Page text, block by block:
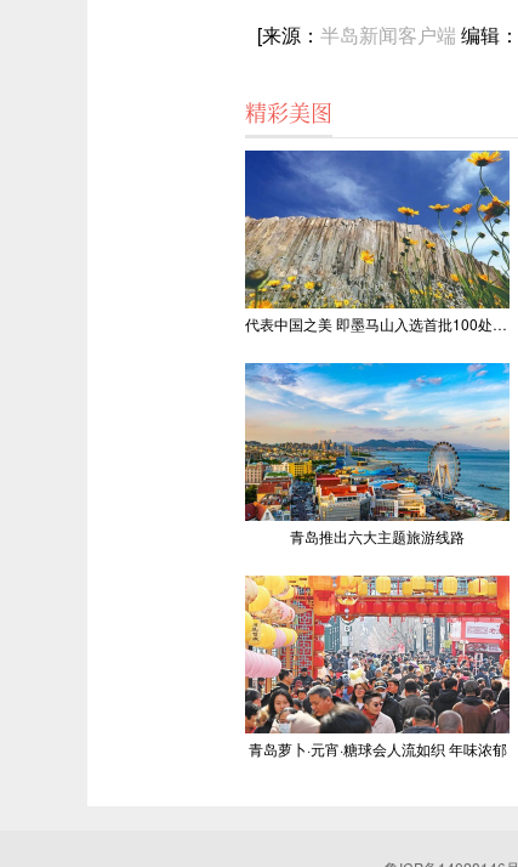
[来源： 半岛新闻客户端 编辑
精彩美图
代表中国之美 即墨马山入选首批100处“美丽中国打卡点”
青岛推出六大主题旅游线路
青岛萝卜·元宵·糖球会人流如织 年味浓郁